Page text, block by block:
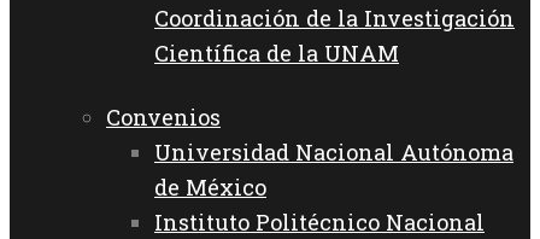
Coordinación de la Investigación
Científica de la UNAM
Convenios
Universidad Nacional Autónoma
de México
Instituto Politécnico Nacional